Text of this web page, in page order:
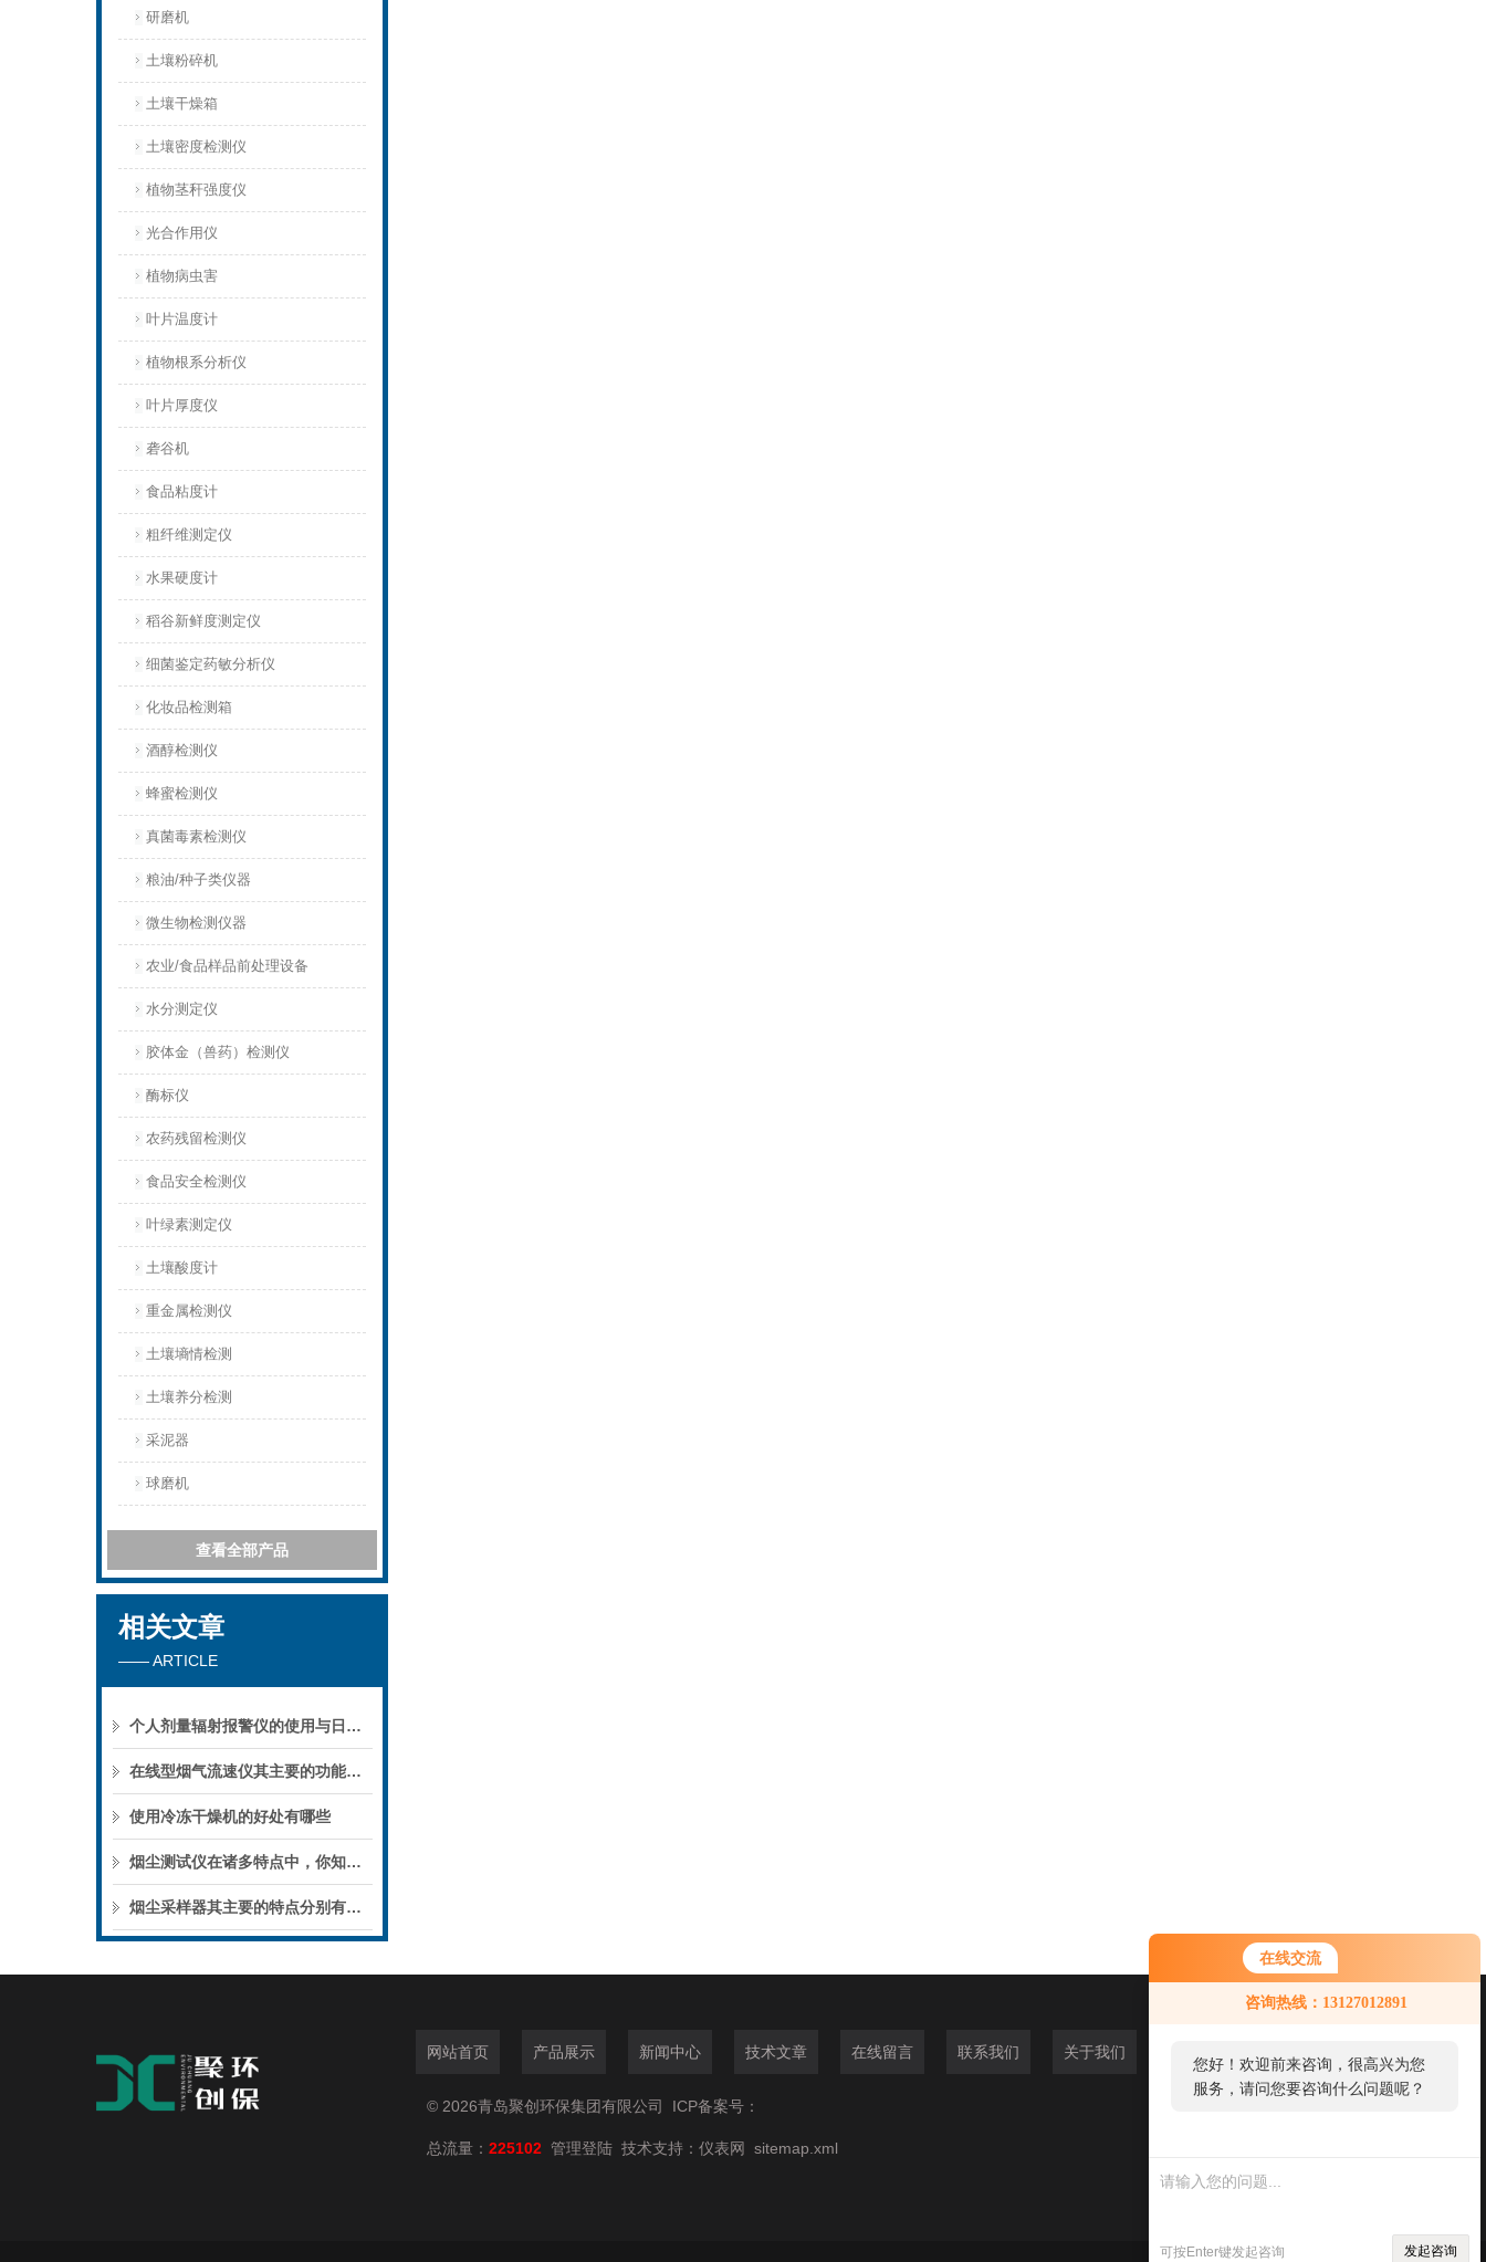
在线交流
咨询热线：13127012891
您好！欢迎前来咨询，很高兴为您
服务，请问您要咨询什么问题呢？
可按Enter键发起咨询 发起咨询
研磨机
土壤粉碎机
土壤干燥箱
土壤密度检测仪
植物茎秆强度仪
光合作用仪
植物病虫害
叶片温度计
植物根系分析仪
叶片厚度仪
砻谷机
食品粘度计
粗纤维测定仪
水果硬度计
稻谷新鲜度测定仪
细菌鉴定药敏分析仪
化妆品检测箱
酒醇检测仪
蜂蜜检测仪
真菌毒素检测仪
粮油/种子类仪器
微生物检测仪器
农业/食品样品前处理设备
水分测定仪
胶体金（兽药）检测仪
酶标仪
农药残留检测仪
食品安全检测仪
叶绿素测定仪
土壤酸度计
重金属检测仪
土壤墒情检测
土壤养分检测
采泥器
球磨机
查看全部产品
相关文章
—— ARTICLE
个人剂量辐射报警仪的使用与日常维护指南
在线型烟气流速仪其主要的功能如下
使用冷冻干燥机的好处有哪些
烟尘测试仪在诸多特点中，你知晓几个呢？
烟尘采样器其主要的特点分别有哪些呢？
网站首页 产品展示 新闻中心 技术文章 在线留言 联系我们 关于我们
© 2026青岛聚创环保集团有限公司 ICP备案号：
总流量： 225102 管理登陆 技术支持： 仪表网 sitemap.xml